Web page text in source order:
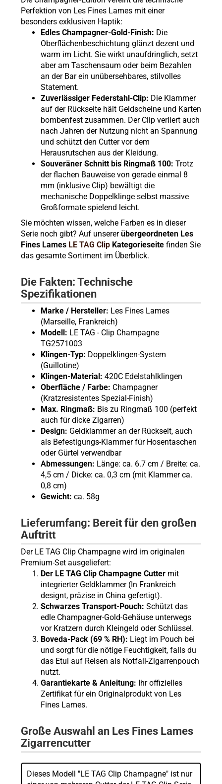
Perfektion von Les Fines Lames mit einer
besonders exklusiven Haptik:
Edles Champagner-Gold-Finish: Die
Oberflächenbeschichtung glänzt dezent und
warm im Licht. Sie wirkt unaufdringlich, setzt
aber am Taschensaum oder beim Bezahlen
an der Bar ein unübersehbares, stilvolles
Statement.
Zuverlässiger Federstahl-Clip: Die Klammer
auf der Rückseite hält Geldscheine und Karten
bombenfest zusammen. Der Clip verliert auch
nach Jahren der Nutzung nicht an Spannung
und schützt den Cutter vor dem
Herausrutschen aus der Kleidung.
Souveräner Schnitt bis Ringmaß 100: Trotz
der flachen Bauweise von gerade einmal 8
mm (inklusive Clip) bewältigt die
mechanische Doppelklinge selbst massive
Großformate spielend leicht.
Sie möchten wissen, welche Farben es in dieser
Serie noch gibt? Auf unsererübergeordneten Les
Fines Lames LE TAG ClipKategorieseitefinden Sie
das gesamte Sortiment im Überblick.
Die Fakten: Technische
Spezifikationen
Marke / Hersteller: Les Fines Lames
(Marseille, Frankreich)
Modell: LE TAG - Clip Champagne
TG2571003
Klingen-Typ: Doppelklingen-System
(Guillotine)
Klingen-Material: 420C Edelstahlklingen
Oberfläche / Farbe: Champagner
(Kratzresistentes Spezial-Finish)
Max. Ringmaß: Bis zu Ringmaß 100 (perfekt
auch für dicke Zigarren)
Design: Geldklammer an der Rückseit, auch
als Befestigungs-Klammer für Hosentaschen
oder Gürtel verwendbar
Abmessungen: Länge: ca. 6.7 cm / Breite: ca.
4,5 cm / Dicke: ca. 0,3 cm (mit Klammer ca.
0,8 cm)
Gewicht: ca. 58g
Lieferumfang: Bereit für den großen
Auftritt
Der LE TAG Clip Champagne wird im originalen
Premium-Set ausgeliefert:
Der LE TAG Clip Champagne Cuttermit
integrierter Geldklammer (In Frankreich
designt, präzise in China gefertigt).
Schwarzes Transport-Pouch: Schützt das
edle Champagner-Gold-Gehäuse unterwegs
vor Kratzern durch Kleingeld oder Schlüssel.
Boveda-Pack (69 % RH): Liegt im Pouch bei
und sorgt für die nötige Feuchtigkeit, falls du
das Etui auf Reisen als Notfall-Zigarrenpouch
nutzt.
Garantiekarte & Anleitung: Ihr offizielles
Zertifikat für ein Originalprodukt von Les
Fines Lames.
Große Auswahl an Les Fines Lames
Zigarrencutter
Dieses Modell "LE TAG Clip Champagne" ist nur